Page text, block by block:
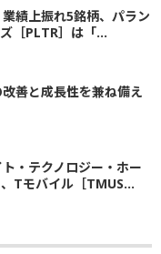
業績上振れ5銘柄、パラン
［PLTR］は「...
改善と成長性を兼ね備え
ト・テクノロジー・ホー
Tモバイル［TMUS...